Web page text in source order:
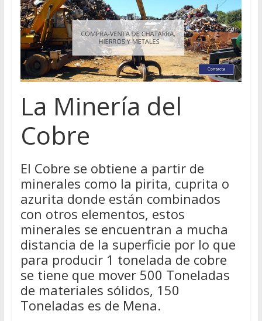
La Minería del
Cobre
El Cobre se obtiene a partir de
minerales como la pirita, cuprita o
azurita donde están combinados
con otros elementos, estos
minerales se encuentran a mucha
distancia de la superficie por lo que
para producir 1 tonelada de cobre
se tiene que mover 500 Toneladas
de materiales sólidos, 150
Toneladas es de Mena.